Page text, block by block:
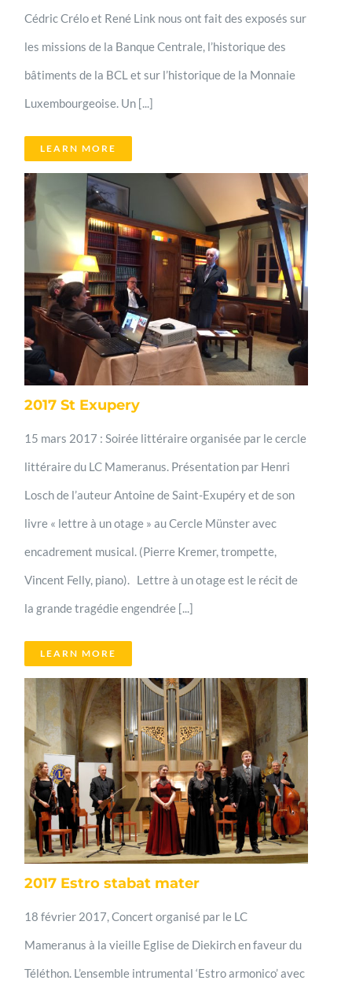
Cédric Crélo et René Link nous ont fait des exposés sur
les missions de la Banque Centrale, l’historique des
bâtiments de la BCL et sur l’historique de la Monnaie
Luxembourgeoise. Un [...]
LEARN MORE
2017 St Exupery
15 mars 2017 : Soirée littéraire organisée par le cercle
littéraire du LC Mameranus. Présentation par Henri
Losch de l’auteur Antoine de Saint-Exupéry et de son
livre « lettre à un otage » au Cercle Münster avec
encadrement musical. (Pierre Kremer, trompette,
Vincent Felly, piano). Lettre à un otage est le récit de
la grande tragédie engendrée [...]
LEARN MORE
2017 Estro stabat mater
18 février 2017, Concert organisé par le LC
Mameranus à la vieille Eglise de Diekirch en faveur du
Téléthon. L’ensemble intrumental ‘Estro armonico’ avec